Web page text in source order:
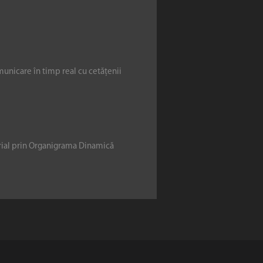
în timp real cu cetățenii
prin Organigrama Dinamică